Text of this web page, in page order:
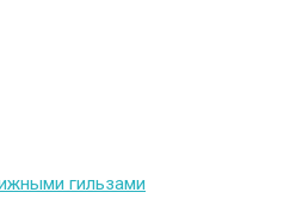
гильзами